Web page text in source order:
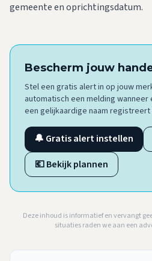
gemeente en oprichtingsdatum.
Bescherm jouw
Stel een gratis alert in op jouw
automatisch een melding
een gelijkaardige naam registreert
🔔 Gratis alert instellen
💶 Bekijk plannen
Deze inhoud is informatief en vervangt
situaties raden we aan een